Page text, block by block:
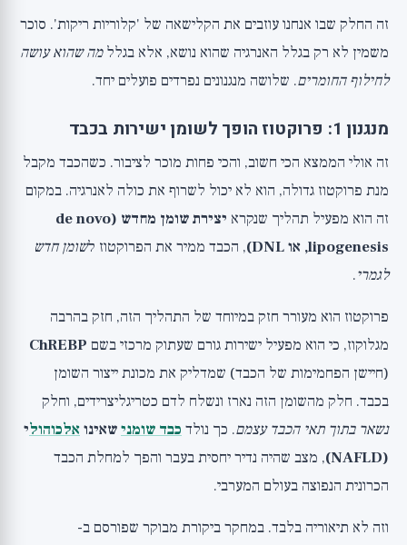
זה החלק שבו אנחנו עוזבים את הקלישאה של 'קלוריות ריקות'. סוכר
משמין לא רק בגלל האנרגיה שהוא נושא, אלא בגללמה שהוא עושה
לחילוף החומרים. שלושה מנגנונים נפרדים פועלים יחד.
מנגנון 1: פרוקטוז הופך לשומן ישירות בכבד
זה אולי הממצא הכי חשוב, והכי פחות מוכר לציבור. כשהכבד מקבל
מנת פרוקטוז גדולה, הוא לא יכול לשרוף את כולה לאנרגיה. במקום
זה הוא מפעיל תהליך שנקרא
יצירת שומן מחדש (de novo
lipogenesis, או DNL)
, הכבד ממיר את הפרוקטוז לשומן חדש
לגמרי.
פרוקטוז הוא מעורר חזק במיוחד של התהליך הזה, חזק בהרבה
מגלוקוז, כי הוא מפעיל ישירות גורם שעתוק מרכזי בשם ChREBP
(חיישן הפחמימות של הכבד) שמדליק את מכונת ייצור השומן
בכבד. חלק מהשומן הזה נארז ונשלח לדם כטריגליצרידים, וחלק
נשאר בתוך תאי הכבד עצמם. כך נולד כבד שומנישאינואלכוהולי
(NAFLD)
, מצב שהיה נדיר יחסית בעבר והפך למחלת הכבד
הכרונית הנפוצה בעולם המערבי.
וזה לא תיאוריה בלבד. במחקר ביקורת מבוקר שפורסם ב-